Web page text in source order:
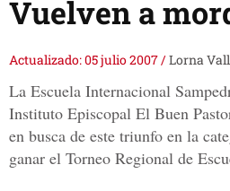
Vuelven a
Actualizado: 05 julio 2007/Lorna
La Escuela Internacional
Instituto Episcopal El Buen
en busca de este triunfo en la
ganar el Torneo Regional de